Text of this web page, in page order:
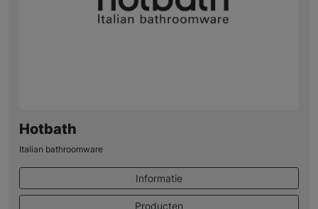
Hotbath
Italian bathroomware
Informatie
Producten